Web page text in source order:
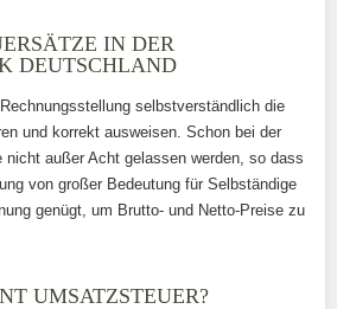
IN DER
DEUTSCHLAND
selbstverständlich die
und korrekt ausweisen. Schon bei der
nicht außer Acht gelassen werden, so dass
von großer Bedeutung für Selbständige
genügt, um Brutto- und Netto-Preise zu
UMSATZSTEUER?